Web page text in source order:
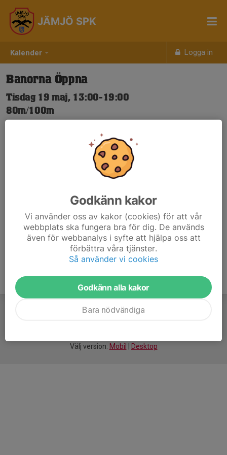
Kalender Logga in
JÄMJÖ SPK
Banorna Öppna
Tisdag 19 maj, 13:00-19:00
80m/100m
Nya Skjuttider-igen.pdf
Välj version: Mobil Desktop
Godkänn kakor
Vi använder oss av kakor (cookies) för att vår
webbplats ska fungera bra för dig. De används
även för webbanalys i syfte att hjälpa oss att
förbättra våra tjänster.
Så använder vi cookies
Godkänn alla kakor
Bara nödvändiga